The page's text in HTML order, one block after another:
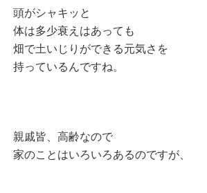
頭がシャキッと
体は多少衰えはあっても
畑で土いじりができる元気さを
持っているんですね。
親戚皆、高齢なので
家のことはいろいろあるのですが、